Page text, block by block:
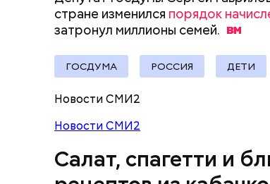
стране изменился порядок
затронул миллионы семей.
ГОСДУМА РОССИЯ ДЕТИ
Новости СМИ2
Новости СМИ2
Салат, спагетти и
Вред дыни
А врач-эндокринолог Алексей
множество блюд, где используют